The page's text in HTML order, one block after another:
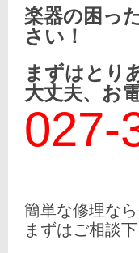
日2024
年
9
月
日
投
稿
yukigusa
楽器の困
さい！
まずはとり
大丈夫、お
027-
簡単な修理な
まずはご相談下